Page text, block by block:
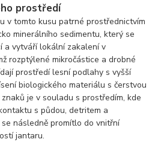
prostředí
v tomto kusu patrné prostřednictvím
minerálního sedimentu, který se
a vytváří lokální zakalení v
rozptýlené mikročástice a drobné
prostředí lesní podlahy s vyšší
biologického materiálu s čerstvou
je v souladu s prostředím, kde
s půdou, detritem a
následně promítlo do vnitřní
jantaru.